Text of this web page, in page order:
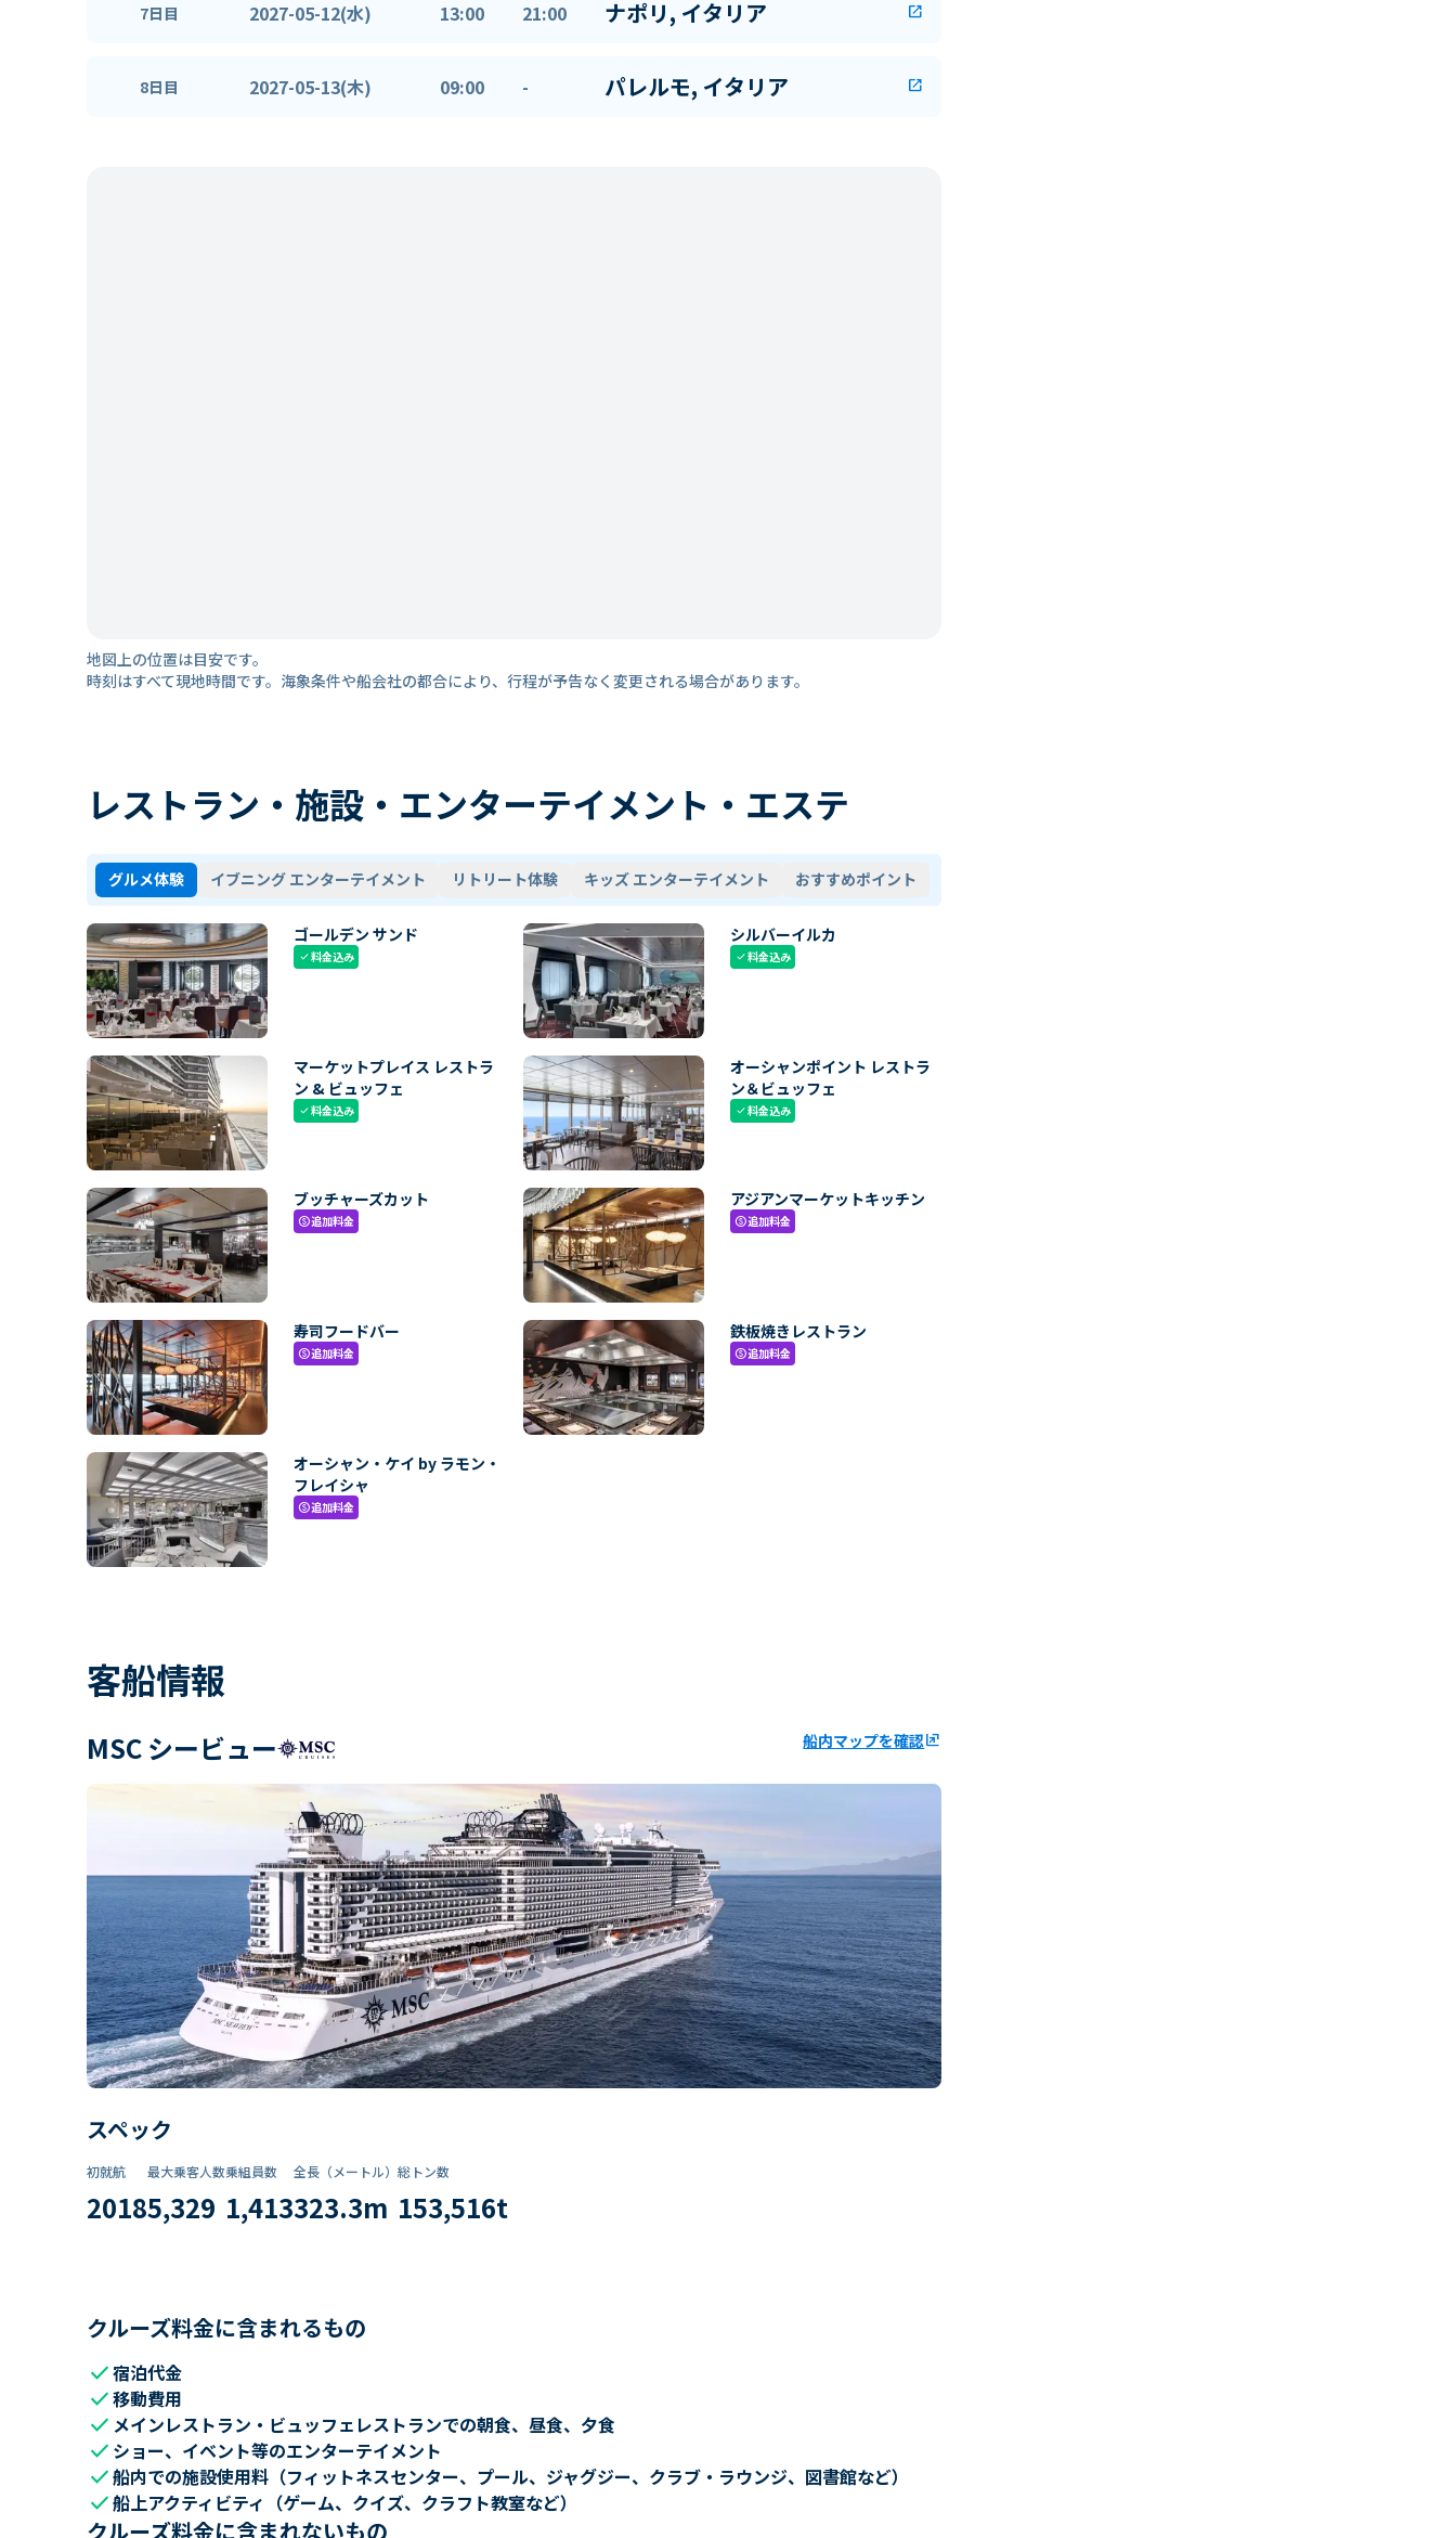
7日目 2027-05-12(水) 13:00 21:00 ナポリ, イタリア open_in_new
8日目 2027-05-13(木) 09:00 - パレルモ, イタリア open_in_new
地図上の位置は目安です。
時刻はすべて現地時間です。海象条件や船会社の都合により、行程が予告なく変更される場合があります。
レストラン・施設・エンターテイメント・エステ
グルメ体験 イブニング エンターテイメント リトリート体験 キッズ エンターテイメント おすすめポイント
ゴールデン サンド
check料金込み
シルバーイルカ
check料金込み
マーケットプレイス レストラ
ン & ビュッフェ
check料金込み
オーシャンポイント レストラ
ン＆ビュッフェ
check料金込み
ブッチャーズカット
paid追加料金
アジアンマーケットキッチン
paid追加料金
寿司フードバー
paid追加料金
鉄板焼きレストラン
paid追加料金
オーシャン・ケイ by ラモン・
フレイシャ
paid追加料金
客船情報
MSC シービュー 船内マップを確認ungroup
スペック
初就航
2018
最大乗客人数
5,329
乗組員数​
1,413
全長（メートル）
323.3m
総トン数​
153,516t
クルーズ料金に含まれるもの
check宿泊代金
check移動費用
check メインレストラン・ビュッフェレストランでの朝食、昼食、夕食
check ショー、イベント等のエンターテイメント
check船内での施設使用料（フィットネスセンター、プール、ジャグジー、クラブ・ラウンジ、図書館など）
check船上アクティビティ（ゲーム、クイズ、クラフト教室など）
クルーズ料金に含まれないもの